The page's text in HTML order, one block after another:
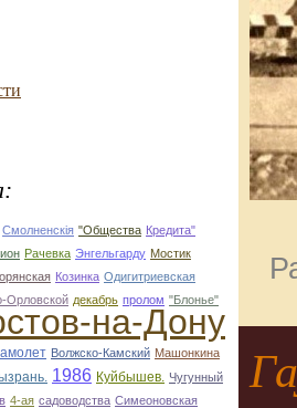
Смолненскія "Общества Кредита"
Рачевка Энгельгарду Мостик
Козинка Одигитриевская
Орловской декабрь пролом "Блонье"
на-Дону
Волжско-Камский Машонкина
1986 Куйбышев. Чугунный
4-ая садоводства Симеоновская